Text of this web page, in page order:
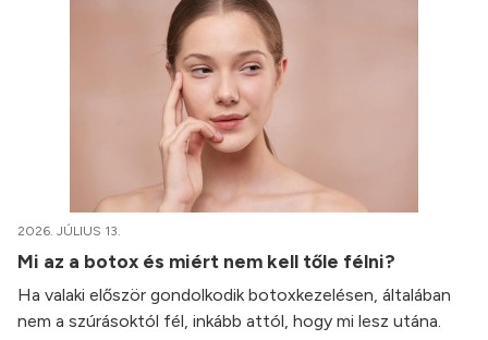
2026. JÚLIUS 13.
Mi az a botox és miért nem kell tőle félni?
Ha valaki először gondolkodik botoxkezelésen, általában
nem a szúrásoktól fél, inkább attól, hogy mi lesz utána.